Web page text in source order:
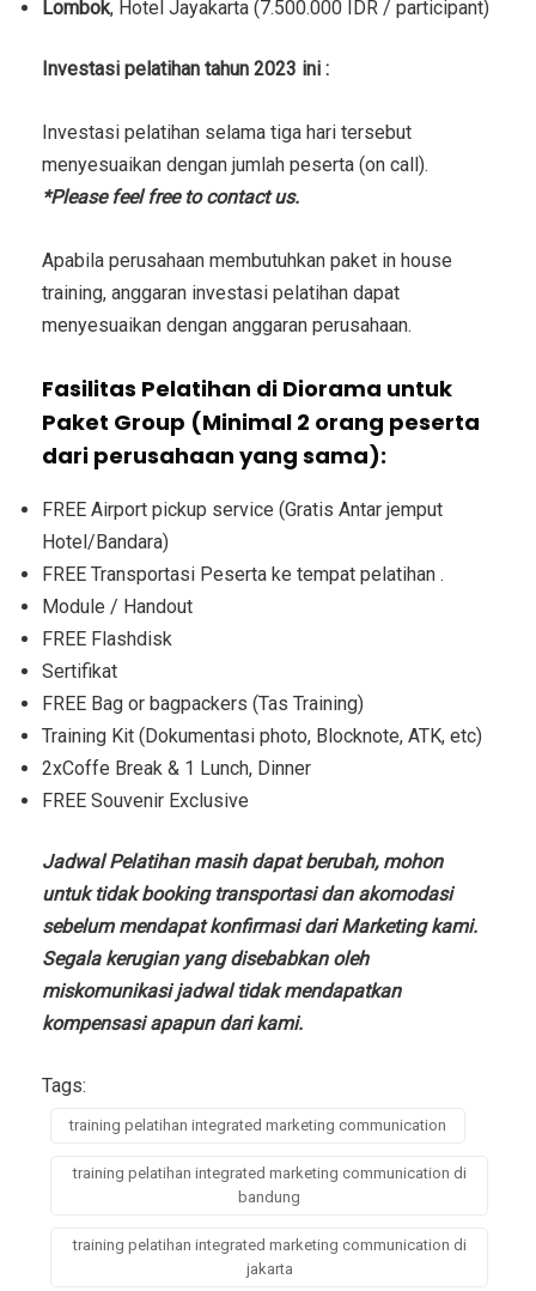
Lombok, Hotel Jayakarta (7.500.000 IDR / participant)
Investasi pelatihan tahun 2023 ini :
Investasi pelatihan selama tiga hari tersebut
menyesuaikan dengan jumlah peserta (on call).
*Please feel free to contact us.
Apabila perusahaan membutuhkan paket in house
training, anggaran investasi pelatihan dapat
menyesuaikan dengan anggaran perusahaan.
Fasilitas Pelatihan di Diorama untuk
Paket Group (Minimal 2 orang peserta
dari perusahaan yang sama):
FREE Airport pickup service (Gratis Antar jemput
Hotel/Bandara)
FREE Transportasi Peserta ke tempat pelatihan .
Module / Handout
FREE Flashdisk
Sertifikat
FREE Bag or bagpackers (Tas Training)
Training Kit (Dokumentasi photo, Blocknote, ATK, etc)
2xCoffe Break & 1 Lunch, Dinner
FREE Souvenir Exclusive
Jadwal Pelatihan masih dapat berubah, mohon
untuk tidak booking transportasi dan akomodasi
sebelum mendapat konfirmasi dari Marketing kami.
Segala kerugian yang disebabkan oleh
miskomunikasi jadwal tidak mendapatkan
kompensasi apapun dari kami.
Tags:
training pelatihan integrated marketing communication
training pelatihan integrated marketing communication di
bandung
training pelatihan integrated marketing communication di
jakarta